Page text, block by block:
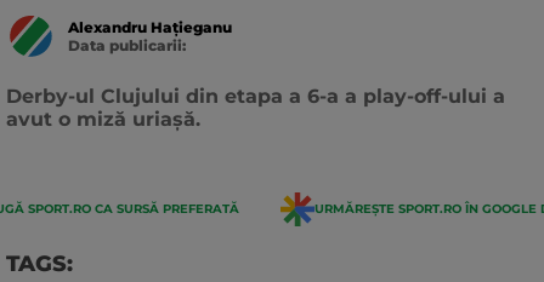
Alexandru Hațieganu
Data publicarii:
Derby-ul Clujului din etapa a 6-a a play-off-ului a
avut o miză uriașă.
SPORT.RO CA SURSĂ PREFERATĂ URMĂREȘTE SPORT.RO ÎN GOOGLE
TAGS: